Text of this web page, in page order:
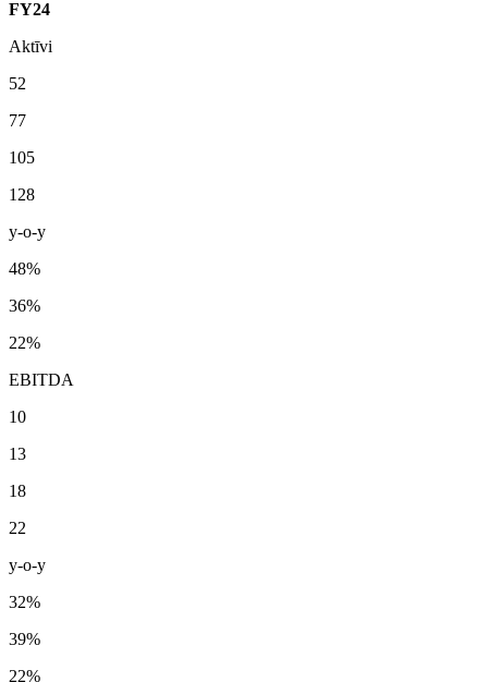
FY24
Aktīvi
52
77
105
128
y-o-y
48%
36%
22%
EBITDA
10
13
18
22
y-o-y
32%
39%
22%